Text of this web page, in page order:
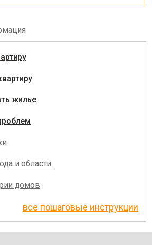
жилье
и области
домов
все пошаговые инструкции